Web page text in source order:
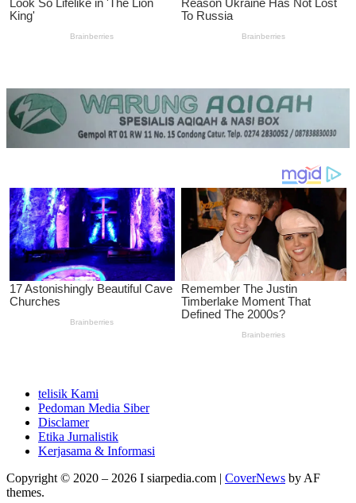
telisik Kami
Pedoman Media Siber
Disclamer
Etika Jurnalistik
Kerjasama & Informasi
Copyright © 2020 – 2026 I siarpedia.com | CoverNews by AF
themes.